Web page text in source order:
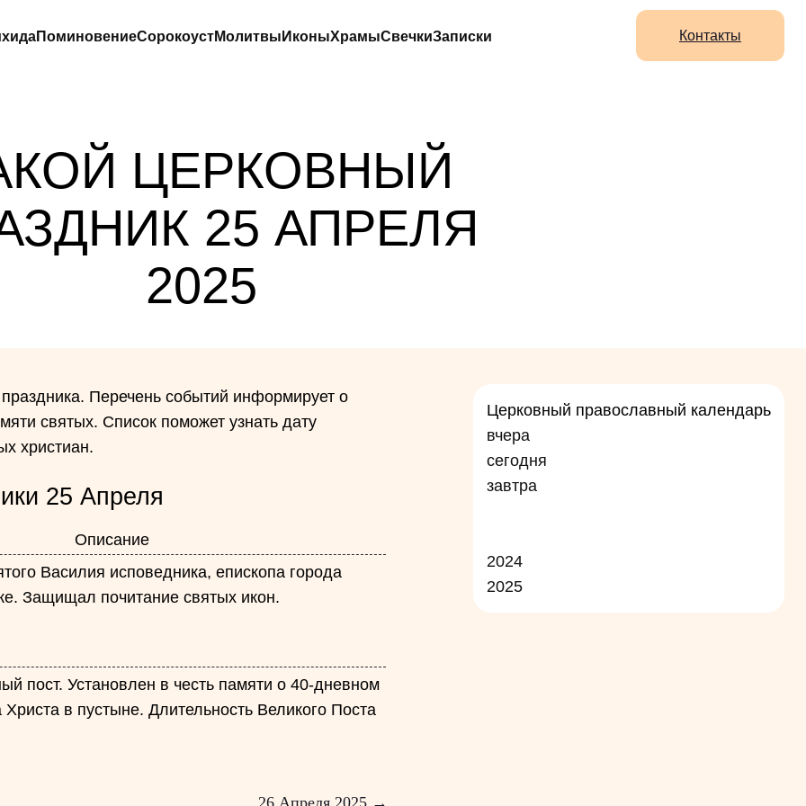
ПоминовениеСорокоустМолитвы ИконыХрамыСвечкиЗаписки Контакты
ЦЕРКОВНЫЙ
25 АПРЕЛЯ
2025
Перечень событий информирует о
святых. Список поможет узнать дату
христиан.
25 Апреля
Описание
Василия исповедника, епископа города
Защищал почитание святых икон.
пост. Установлен в честь памяти о 40-дневном
Христа в пустыне. Длительность Великого Поста
Церковный православный календарь
вчера
сегодня
завтра
2024
2025